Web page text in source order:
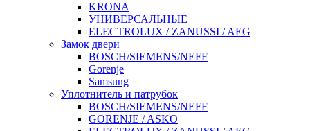
KRONA
УНИВЕРСАЛЬНЫЕ
ELECTROLUX / ZANUSSI / AEG
Замок двери
BOSCH/SIEMENS/NEFF
Gorenje
Samsung
Уплотнитель и патрубок
BOSCH/SIEMENS/NEFF
GORENJE / ASKO